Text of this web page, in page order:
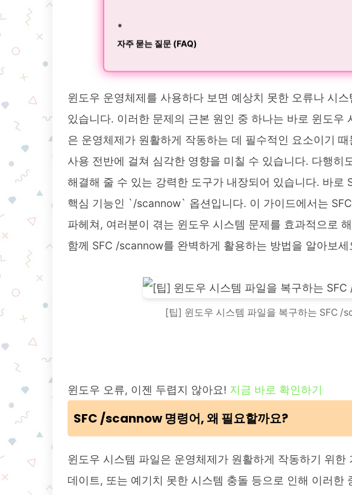
자주 묻는 질문 (FAQ)
윈도우 운영체제를 사용하다 보면 예상치 못한 오류나 시
있습니다. 이러한 문제의 근본 원인 중 하나는 바로 윈도우
은 운영체제가 원활하게 작동하는 데 필수적인 요소이기
사용 전반에 걸쳐 심각한 영향을 미칠 수 있습니다. 다행히
해결해 줄 수 있는 강력한 도구가 내장되어 있습니다. 바로
핵심 기능인 `/scannow` 옵션입니다. 이 가이드에서는
파헤쳐, 여러분이 겪는 윈도우 시스템 문제를 효과적으로
함께 SFC /scannow를 완벽하게 활용하는 방법을 알아보세
[팁] 윈도우 시스템 파일을 복구하는 SFC /
윈도우 오류, 이젠 두렵지 않아요! 지금 바로 확인하기
SFC /scannow 명령어, 왜 필요할까요?
윈도우 시스템 파일은 운영체제가 원활하게 작동하기 위
데이트, 또는 예기치 못한 시스템 충돌 등으로 인해 이러한